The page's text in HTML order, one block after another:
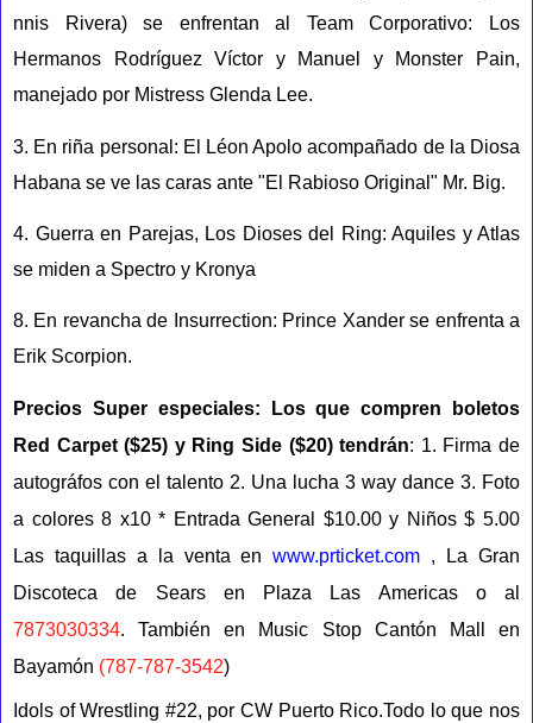
nnis Rivera) se enfrentan al Team Corporativo: Los
Hermanos Rodríguez Víctor y Manuel y Monster Pain,
manejado por Mistress Glenda Lee.
3. En riña personal: El Léon Apolo acompañado de la Diosa
Habana se ve las caras ante "El Rabioso Original" Mr. Big.
4. Guerra en Parejas, Los Dioses del Ring: Aquiles y Atlas
se miden a Spectro y Kronya
8. En revancha de Insurrection: Prince Xander se enfrenta a
Erik Scorpion.
Precios Super especiales:
Los que compren boletos
Red Carpet ($25) y Ring Side ($20) tendrán: 1. Firma de
autográfos con el talento 2. Una lucha 3 way dance 3. Foto
a colores 8 x10 * Entrada General $10.00 y Niños $ 5.00
Las taquillas a la venta enwww.prticket.com , La Gran
Discoteca de Sears en Plaza Las Americas o al
7873030334. También en Music Stop Cantón Mall en
Bayamón (787-787-3542)
Idols of Wrestling #22, por CW Puerto Rico.Todo lo que nos